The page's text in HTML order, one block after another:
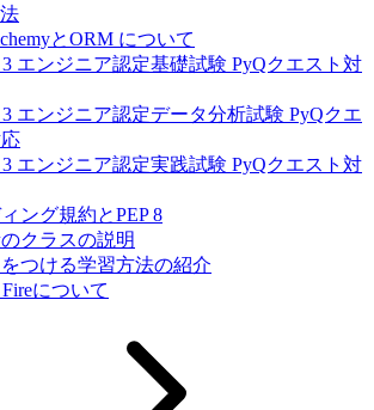
とORM について
3 エンジニア認定基礎試験 PyQクエスト対
3 エンジニア認定データ分析試験 PyQクエ
3 エンジニア認定実践試験 PyQクエスト対
ング規約とPEP 8
クラスの説明
つける学習方法の紹介
について